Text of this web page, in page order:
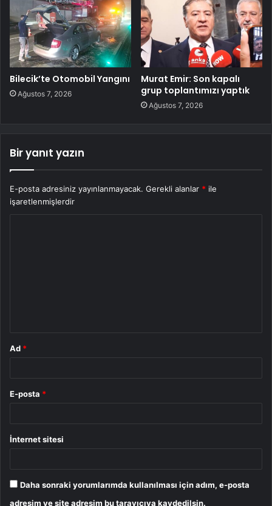
Bilecik’te Otomobil Yangını
Ağustos 7, 2026
Murat Emir: Son kapalı
grup toplantımızı yaptık
Ağustos 7, 2026
Bir yanıt yazın
E-posta adresiniz yayınlanmayacak. Gerekli alanlar * ile
işaretlenmişlerdir
Ad *
E-posta *
İnternet sitesi
Daha sonraki yorumlarımda kullanılması için adım, e-posta
adresim ve site adresim bu tarayıcıya kaydedilsin.